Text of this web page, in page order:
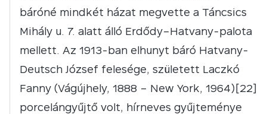
báróné mindkét házat megvette a Táncsics
Mihály u. 7. alatt álló Erdődy–Hatvany-palota
mellett. Az 1913-ban elhunyt báró Hatvany-
Deutsch József felesége, született Laczkó
Fanny (Vágújhely, 1888 – New York, 1964)[22]
porcelángyűjtő volt, hírneves gyűjteménye